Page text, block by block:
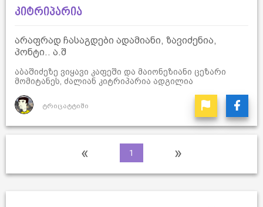
კიტრიპარია
არაფრად ჩასაგდები ადამიანი, ზავიძენია,
პონტი.. ა.შ
აბაშიძეზე ვიყავი კაფეში და მაიონეზიანი ცეზარი
მომიტანეს, ძალიან კიტრიპარია ადგილია
ტრიცატტიში
« 1 »